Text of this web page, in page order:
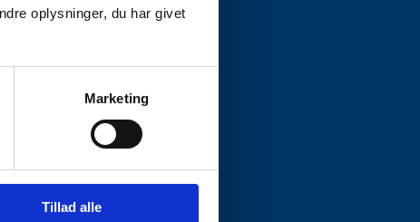
oplysninger, du har givet
Marketing
Tillad alle